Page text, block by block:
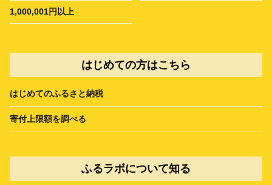
1,000,001円以上
はじめての方はこちら
はじめてのふるさと納税
寄付上限額を調べる
ふるラボについて知る